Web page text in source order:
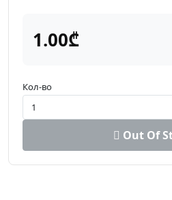
1.00₾
Кол-во
Out Of